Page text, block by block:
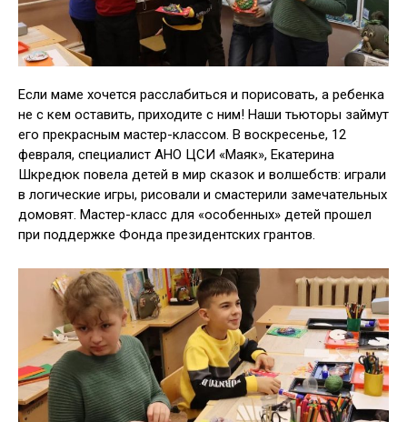
Если маме хочется расслабиться и порисовать, а ребенка
не с кем оставить, приходите с ним! Наши тьюторы займут
его прекрасным мастер-классом. В воскресенье, 12
февраля, специалист АНО ЦСИ «Маяк», Екатерина
Шкредюк повела детей в мир сказок и волшебств: играли
в логические игры, рисовали и смастерили замечательных
домовят. Мастер-класс для «особенных» детей прошел
при поддержке Фонда президентских грантов.